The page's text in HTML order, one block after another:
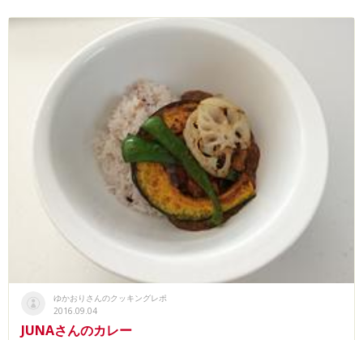
ゆかおりさんのクッキングレポ
2016.09.04
JUNAさんのカレー